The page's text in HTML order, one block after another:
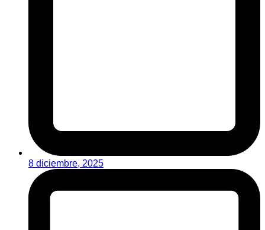
8 diciembre, 2025